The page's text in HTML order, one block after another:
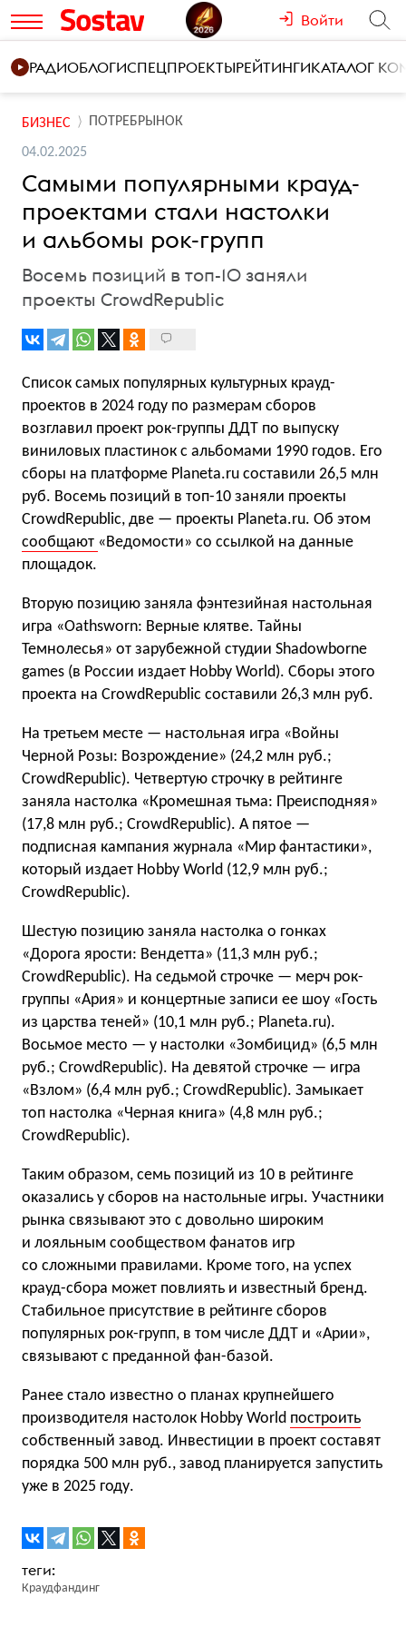
Войти
РАДИОБЛОГИСПЕЦПРОЕКТЫРЕЙТИНГИКАТАЛОГ
БИЗНЕС ПОТРЕБРЫНОК
04.02.2025
Самыми популярными крауд-
проектами стали настолки
и альбомы рок-групп
Восемь позиций в топ-10 заняли
проекты CrowdRepublic
Список самых популярных культурных крауд-
проектов в 2024 году по размерам сборов
возглавил проект рок-группы ДДТ по выпуску
виниловых пластинок с альбомами 1990 годов. Его
сборы на платформе Planeta.ru составили 26,5 млн
руб. Восемь позиций в топ-10 заняли проекты
CrowdRepublic, две — проекты Planeta.ru. Об этом
сообщают «Ведомости» со ссылкой на данные
площадок.
Вторую позицию заняла фэнтезийная настольная
игра «Oathsworn: Верные клятве. Тайны
Темнолесья» от зарубежной студии Shadowborne
games (в России издает Hobby World). Сборы этого
проекта на CrowdRepublic составили 26,3 млн руб.
На третьем месте — настольная игра «Войны
Черной Розы: Возрождение» (24,2 млн руб.;
CrowdRepublic). Четвертую строчку в рейтинге
заняла настолка «Кромешная тьма: Преисподняя»
(17,8 млн руб.; CrowdRepublic). А пятое —
подписная кампания журнала «Мир фантастики»,
который издает Hobby World (12,9 млн руб.;
CrowdRepublic).
Шестую позицию заняла настолка о гонках
«Дорога ярости: Вендетта» (11,3 млн руб.;
CrowdRepublic). На седьмой строчке — мерч рок-
группы «Ария» и концертные записи ее шоу «Гость
из царства теней» (10,1 млн руб.; Planeta.ru).
Восьмое место — у настолки «Зомбицид» (6,5 млн
руб.; CrowdRepublic). На девятой строчке — игра
«Взлом» (6,4 млн руб.; CrowdRepublic). Замыкает
топ настолка «Черная книга» (4,8 млн руб.;
CrowdRepublic).
Таким образом, семь позиций из 10 в рейтинге
оказались у сборов на настольные игры. Участники
рынка связывают это с довольно широким
и лояльным сообществом фанатов игр
со сложными правилами. Кроме того, на успех
крауд-сбора может повлиять и известный бренд.
Стабильное присутствие в рейтинге сборов
популярных рок-групп, в том числе ДДТ и «Арии»,
связывают с преданной фан-базой.
Ранее стало известно о планах крупнейшего
производителя настолок Hobby World построить
собственный завод. Инвестиции в проект составят
порядка 500 млн руб., завод планируется запустить
уже в 2025 году.
Краудфандинг